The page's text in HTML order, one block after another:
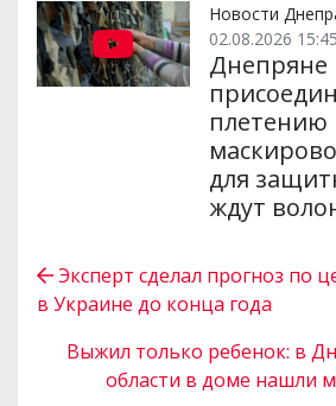
Новости
02.08.2026 15:45
Днепряне
плетению
для
ждут
Эксперт сделал прогноз по
в Украине до конца года
Выжил только ребенок: в
области в доме нашли